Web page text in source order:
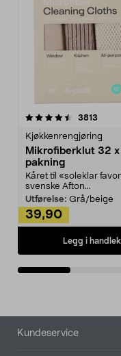
3813
Kjøkkenrengjøring
Mikrofiberklut 32 x
pakning
Kåret til «soleklar
svenske Afton...
Utførelse: Grå/beige
39,90
Legg i
4.5av 5 stjerner
Bunntekst
Kundeservice